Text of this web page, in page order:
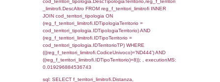
((f_territori_limitrofi.IDTipoTerritorio)=2)),
0.069797992706299
sql: SELECT f_territori_limitrofi.Distanza,
f_territori_limitrofi.Direzione,
f_territori_limitrofi.Denominazione,